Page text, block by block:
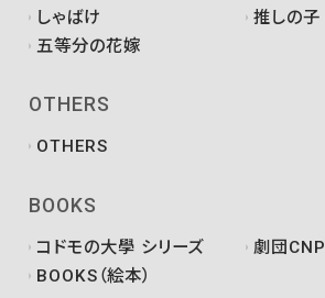
しゃばけ
推しの子
五等分の花嫁
OTHERS
OTHERS
BOOKS
コドモの大學 シリーズ
劇団CNP
BOOKS（絵本）